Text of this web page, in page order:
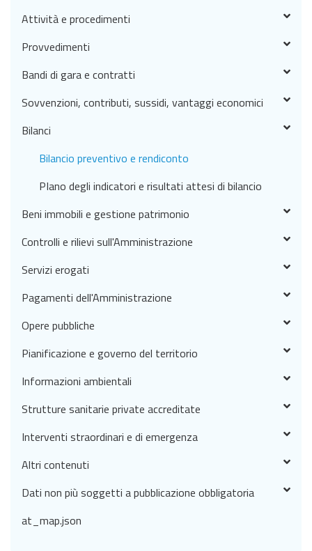
Attività e procedimenti
Provvedimenti
Bandi di gara e contratti
Sovvenzioni, contributi, sussidi, vantaggi economici
Bilanci
Bilancio preventivo e rendiconto
PIano degli indicatori e risultati attesi di bilancio
Beni immobili e gestione patrimonio
Controlli e rilievi sull'Amministrazione
Servizi erogati
Pagamenti dell'Amministrazione
Opere pubbliche
Pianificazione e governo del territorio
Informazioni ambientali
Strutture sanitarie private accreditate
Interventi straordinari e di emergenza
Altri contenuti
Dati non più soggetti a pubblicazione obbligatoria
at_map.json